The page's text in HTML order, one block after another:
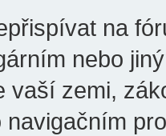
na
nebo
vaší zemi,